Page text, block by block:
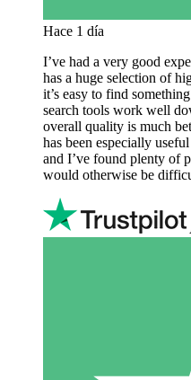
Hace 1 día
I’ve had a very good
has a huge selection of
it’s easy to find
search tools work well
overall quality is much
has been especially
and I’ve found plenty of
would otherwise be